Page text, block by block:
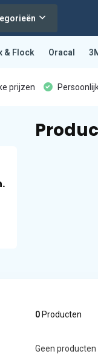
& Flock Oracal
prijzen
0Producten
Geen producten